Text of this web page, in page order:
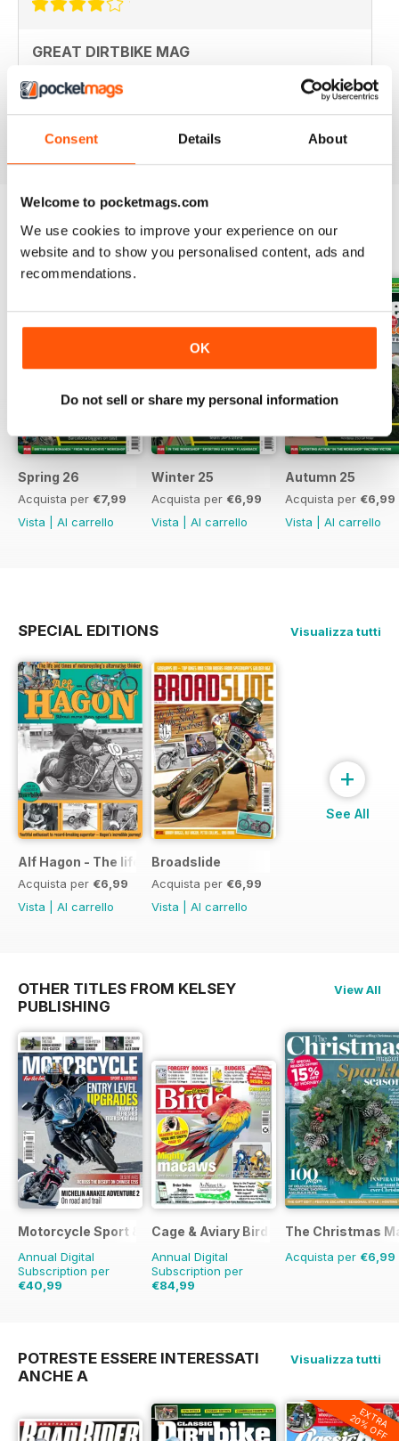
Consent Details About
Welcome to pocketmags.com
We use cookies to improve your experience on our
website and to show you personalised content, ads and
recommendations.
OK
Do not sell or share my personal information
GREAT DIRTBIKE MAG
Great Dirtbike Mag, only grip is too many ads inside.
Hopefully digital version is better.
Recensito 26 ottobre 2018
EDIZIONI INDIETRO Visualizza tutti
Spring 26
Acquista per €7,99
Vista
Al carrello
Winter 25
Acquista per €6,99
Vista
Al carrello
Autumn 25
Acquista per €6,99
Vista
Al carrello
SPECIAL EDITIONS Visualizza tutti
Alf Hagon - The life and times of motorcycling's
Acquista per €6,99
Vista
Al carrello
Broadslide
Acquista per €6,99
Vista
Al carrello
+
See All
OTHER TITLES FROM KELSEY
PUBLISHING
View All
Motorcycle Sport & Leisure
Annual Digital
Subscription per
€40,99
Cage & Aviary Birds
Annual Digital
Subscription per
€84,99
The Christmas
Acquista per €6,99
POTRESTE ESSERE INTERESSATI
ANCHE A
Visualizza tutti
EXTRA
20% OFF